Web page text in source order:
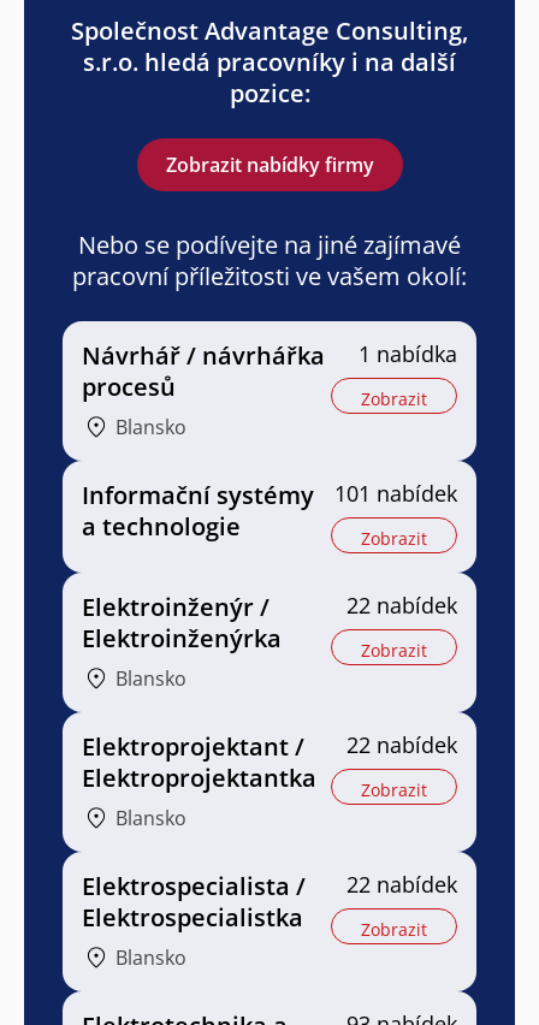
Společnost Advantage Consulting,
s.r.o. hledá pracovníky i na další
pozice:
Zobrazit nabídky firmy
Nebo se podívejte na jiné zajímavé
pracovní příležitosti ve vašem okolí:
Návrhář / návrhářka
procesů
Blansko
1 nabídka
Zobrazit
Informační systémy
a technologie
101 nabídek
Zobrazit
Elektroinženýr /
Elektroinženýrka
Blansko
22 nabídek
Zobrazit
Elektroprojektant /
Elektroprojektantka
Blansko
22 nabídek
Zobrazit
Elektrospecialista /
Elektrospecialistka
Blansko
22 nabídek
Zobrazit